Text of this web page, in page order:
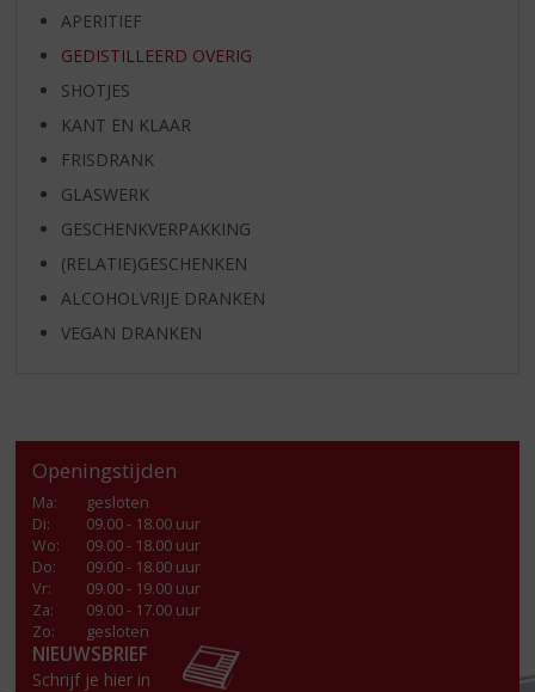
APERITIEF
GEDISTILLEERD OVERIG
SHOTJES
KANT EN KLAAR
FRISDRANK
GLASWERK
GESCHENKVERPAKKING
(RELATIE)GESCHENKEN
ALCOHOLVRIJE DRANKEN
VEGAN DRANKEN
Openingstijden
Ma:
gesloten
Di:
09.00 - 18.00 uur
Wo:
09.00 - 18.00 uur
Do:
09.00 - 18.00 uur
Vr:
09.00 - 19.00 uur
Za:
09.00 - 17.00 uur
Zo:
gesloten
NIEUWSBRIEF
Schrijf je hier in